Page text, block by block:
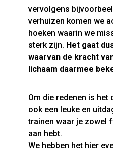
vervolgens
verhuizen komen we
hoeken waarin we
sterk zijn. Het gaat
waarvan de kracht
lichaam daarmee
Om die redenen is het
ook een leuke en
trainen waar je zowel
aan hebt.
We hebben het hier